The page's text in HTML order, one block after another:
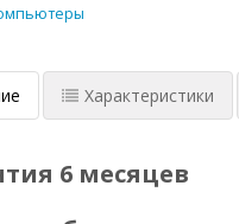
Характеристики
6 месяцев